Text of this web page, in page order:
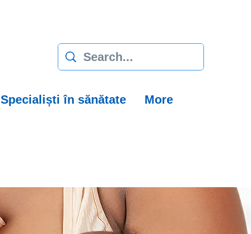
Specialiști în sănătate More